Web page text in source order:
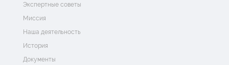
Экспертные советы
Миссия
Наша деятельность
История
Документы